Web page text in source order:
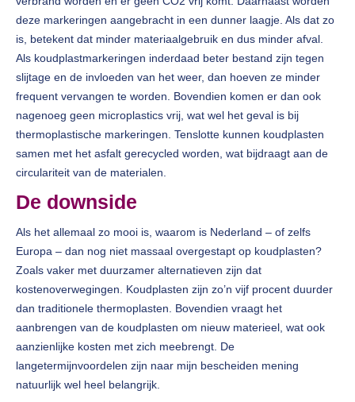
deze markeringen aangebracht in een dunner laagje. Als dat zo
is, betekent dat minder materiaalgebruik en dus minder afval.
Als koudplastmarkeringen inderdaad beter bestand zijn tegen
slijtage en de invloeden van het weer, dan hoeven ze minder
frequent vervangen te worden. Bovendien komen er dan ook
nagenoeg geen microplastics vrij, wat wel het geval is bij
thermoplastische markeringen. Tenslotte kunnen koudplasten
samen met het asfalt gerecycled worden, wat bijdraagt aan de
circulariteit van de materialen.
De downside
Als het allemaal zo mooi is, waarom is Nederland – of zelfs
Europa – dan nog niet massaal overgestapt op koudplasten?
Zoals vaker met duurzamer alternatieven zijn dat
kostenoverwegingen. Koudplasten zijn zo’n vijf procent duurder
dan traditionele thermoplasten. Bovendien vraagt het
aanbrengen van de koudplasten om nieuw materieel, wat ook
aanzienlijke kosten met zich meebrengt. De
langetermijnvoordelen zijn naar mijn bescheiden mening
natuurlijk wel heel belangrijk.